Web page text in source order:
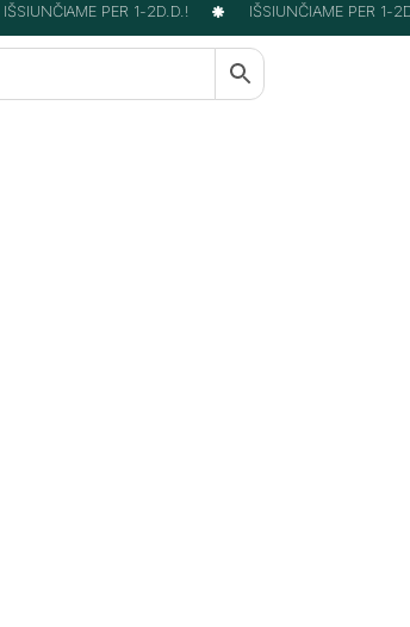
IŠSIUNČIAME PER 1-2D.D.! IŠSIUNČIAME PER 1-